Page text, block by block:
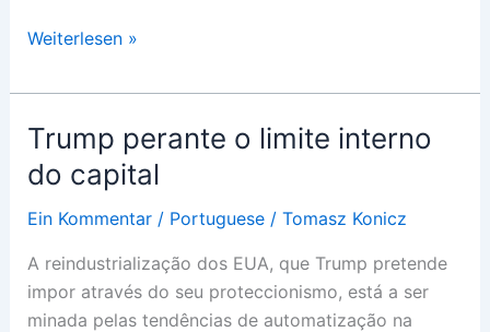
Trump
fronte
alla
barriera
interna
del
Weiterlesen »
Trump perante o limite interno
do capital
Ein Kommentar / Portuguese/ Tomasz Konicz
A reindustrialização dos EUA, que Trump pretende
impor através do seu proteccionismo, está a ser
minada pelas tendências de automatização na